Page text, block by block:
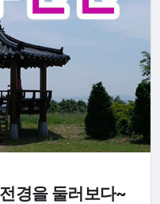
경을 둘러보다~